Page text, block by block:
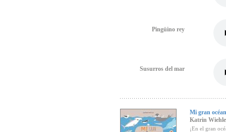
Pingüino rey
Susurros del mar
Mi gran
Katrin Wiehle
¡En el gran